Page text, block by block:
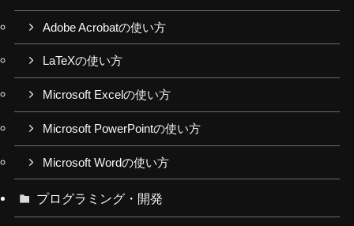
Adobe Acrobatの使い方
LaTeXの使い方
Microsoft Excelの使い方
Microsoft PowerPointの使い方
Microsoft Wordの使い方
プログラミング・開発